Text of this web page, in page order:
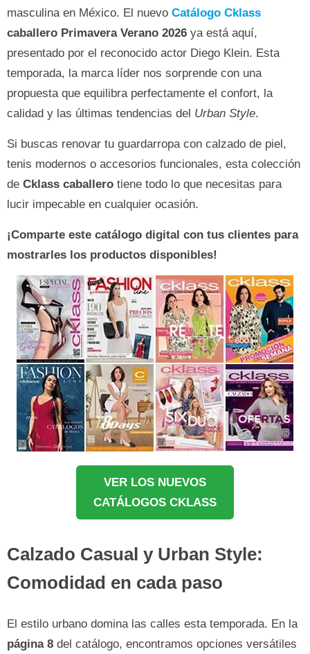
masculina en México. El nuevo Catálogo Cklass
caballero Primavera Verano 2026 ya está aquí,
presentado por el reconocido actor Diego Klein. Esta
temporada, la marca líder nos sorprende con una
propuesta que equilibra perfectamente el confort, la
calidad y las últimas tendencias del Urban Style.
Si buscas renovar tu guardarropa con calzado de piel,
tenis modernos o accesorios funcionales, esta colección
de Cklass caballero tiene todo lo que necesitas para
lucir impecable en cualquier ocasión.
¡Comparte este catálogo digital con tus clientes para
mostrarles los productos disponibles!
VER LOS NUEVOS
CATÁLOGOS CKLASS
Calzado Casual y Urban Style:
Comodidad en cada paso
El estilo urbano domina las calles esta temporada. En la
página 8 del catálogo, encontramos opciones versátiles